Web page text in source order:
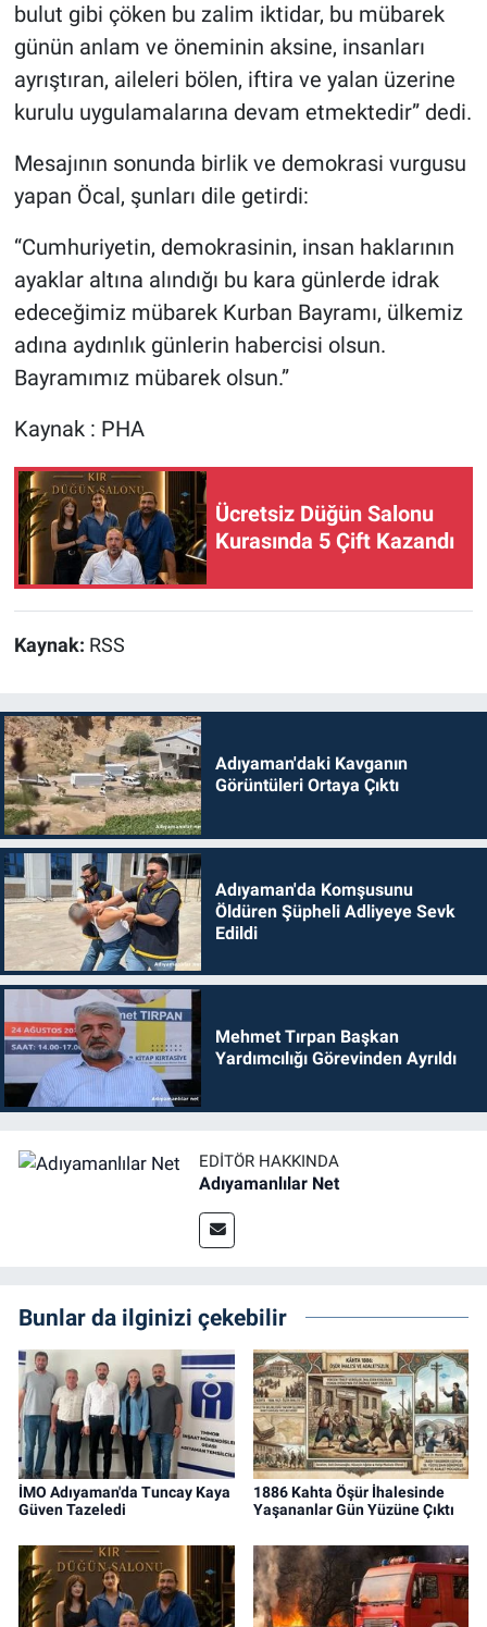
bulut gibi çöken bu zalim iktidar, bu mübarek
günün anlam ve öneminin aksine, insanları
ayrıştıran, aileleri bölen, iftira ve yalan üzerine
kurulu uygulamalarına devam etmektedir” dedi.
Mesajının sonunda birlik ve demokrasi vurgusu
yapan Öcal, şunları dile getirdi:
“Cumhuriyetin, demokrasinin, insan haklarının
ayaklar altına alındığı bu kara günlerde idrak
edeceğimiz mübarek Kurban Bayramı, ülkemiz
adına aydınlık günlerin habercisi olsun.
Bayramımız mübarek olsun.”
Kaynak : PHA
Ücretsiz Düğün Salonu
Kurasında 5 Çift Kazandı
Kaynak: RSS
Adıyaman'daki Kavganın
Görüntüleri Ortaya Çıktı
Adıyaman'da Komşusunu
Öldüren Şüpheli Adliyeye Sevk
Edildi
Mehmet Tırpan Başkan
Yardımcılığı Görevinden Ayrıldı
EDITÖR HAKKINDA
Adıyamanlılar Net
Bunlar da ilginizi çekebilir
İMO Adıyaman'da Tuncay Kaya
Güven Tazeledi
1886 Kahta Öşür İhalesinde
Yaşananlar Gün Yüzüne Çıktı